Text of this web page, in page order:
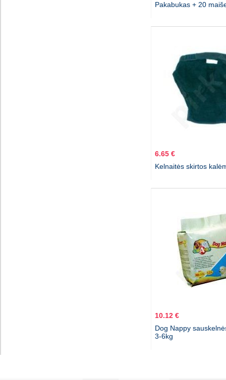
Pakabukas + 20
6.65 €
Kelnaitės skirtos
10.12 €
Dog Nappy
3-6kg